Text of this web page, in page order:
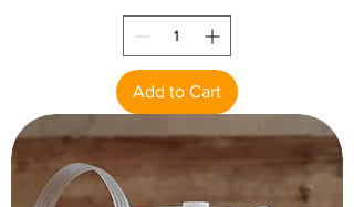
Add to Cart